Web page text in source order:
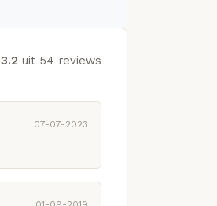
3.2 uit 54 reviews
07-07-2023